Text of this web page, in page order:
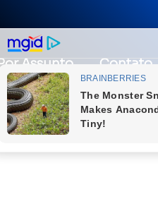
Assunto Contato